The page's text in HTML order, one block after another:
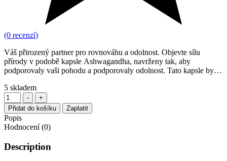
(0 recenzí)
Váš přirozený partner pro rovnováhu a odolnost. Objevte sílu
přírody v podobě kapsle Ashwagandha, navrženy tak, aby
podporovaly vaši pohodu a podporovaly odolnost. Tato kapsle byly
Ashwagandhy
5 skladem
Množství
-
+
Přidat do košíku
Zaplatit
Popis
Hodnocení (0)
Description